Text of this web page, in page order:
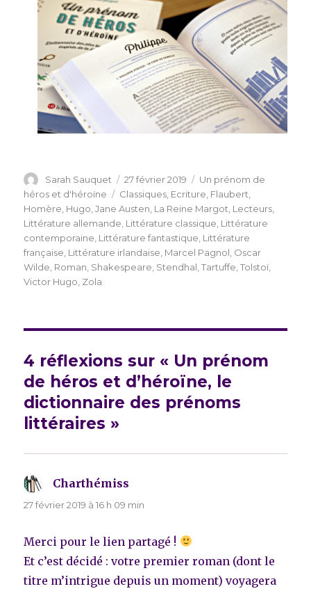
Auteur
Sarah Sauquet
Publié
le
27 février 2019 Catégories
Un prénom de
héros et d'héroïne
Étiquettes
Classiques Ecriture Flaubert
Homère Hugo ,Jane Austen La Reine Margot Lecteurs
Littérature allemande Littérature classique Littérature
contemporaine Littérature fantastique Littérature
française Littérature irlandaise Marcel Pagnol Oscar
Wilde Roman Shakespeare Stendhal ,Tartuffe ,Tolstoï
Victor Hugo Zola
4 réflexions sur « Un prénom
de héros et d’héroïne, le
dictionnaire des prénoms
littéraires »
Charthémiss
27 février 2019 à 16 h 09 min
Merci pour le lien partagé !
Et c’est décidé : votre premier roman (dont le
titre m’intrigue depuis un moment) voyagera